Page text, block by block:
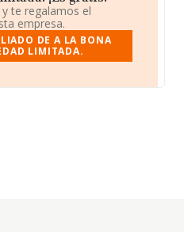
te regalamos el
empresa.
DE A LA BONA
LIMITADA.